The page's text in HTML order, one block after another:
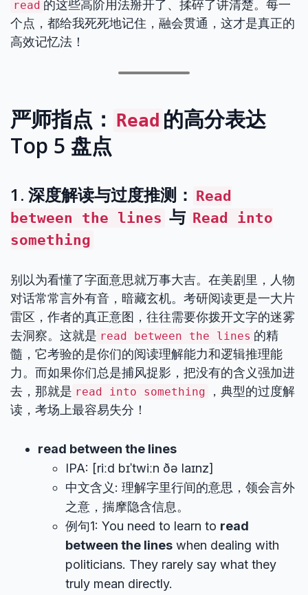
read 的这些高阶用法掰开了、揉碎了讲清楚。每一
个点，都给我死死地记住，融会贯通，这才是真正的
高效记忆法！
严师指点： Read 的高分表达
Top 5 盘点
1. 深度解读与过度推测： Read
between the lines 与 Read into
something
别以为看懂了字面意思就万事大吉。在美剧里，人物
对话常常言外有音，暗藏玄机。考研阅读更是一大片
雷区，作者的真正意图，往往需要你拨开文字的迷雾
去洞察。这就是 read between the lines 的精
髓，它考验的是你们的阅读理解能力和逻辑推理能
力。而如果你们总是捕风捉影，把没有的含义强加进
去，那就是 read into something
，典型的过度解
读，考场上最容易失分！
read between the lines
IPA: [riːd bɪˈtwiːn ðə laɪnz]
中文含义: 理解字里行间的意思，领会言外
之意，揣摩隐含信息。
例句1: You need to learn to read
between the lines when dealing with
politicians. They rarely say what they
truly mean directly.